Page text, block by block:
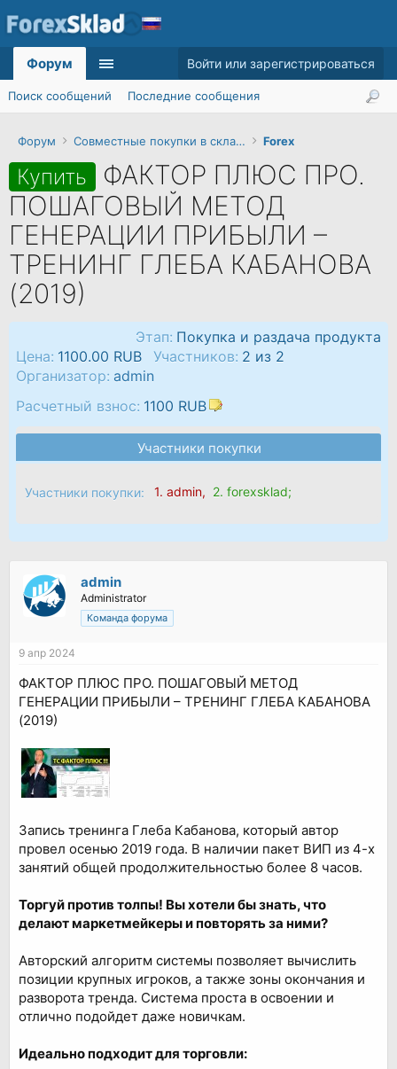
Форум Совместные покупки в складчинуForex
Купить ФАКТОР ПЛЮС ПРО.
ПОШАГОВЫЙ МЕТОД
ГЕНЕРАЦИИ ПРИБЫЛИ –
ТРЕНИНГ ГЛЕБА КАБАНОВА
(2019)
Этап: Покупка и раздача продукта
Цена: 1100.00 RUB Участников: 2 из 2
Организатор: admin
Расчетный взнос: 1100 RUB
Участники покупки
Участники покупки: 1. admin, 2. forexsklad;
admin
Administrator
Команда форума
9 апр 2024
ФАКТОР ПЛЮС ПРО. ПОШАГОВЫЙ МЕТОД
ГЕНЕРАЦИИ ПРИБЫЛИ – ТРЕНИНГ ГЛЕБА КАБАНОВА
(2019)
Запись тренинга Глеба Кабанова, который автор
провел осенью 2019 года. В наличии пакет ВИП из 4-х
занятий общей продолжительностью более 8 часов.
Торгуй против толпы! Вы хотели бы знать, что
делают маркетмейкеры и повторять за ними?
Авторский алгоритм системы позволяет вычислить
позиции крупных игроков, а также зоны окончания и
разворота тренда. Система проста в освоении и
отлично подойдет даже новичкам.
Идеально подходит для торговли:
Форум
Поиск сообщений Последние сообщения
Войти или зарегистрироваться